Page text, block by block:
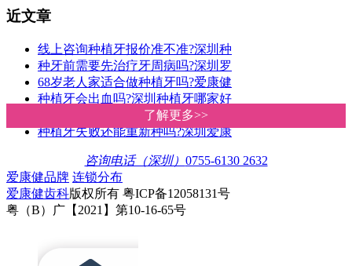
了解更多>>
了解更多>>
近文章
线上咨询种植牙报价准不准?深圳种
种牙前需要先治疗牙周病吗?深圳罗
68岁老人家适合做种植牙吗?爱康健
种植牙会出血吗?深圳种植牙哪家好
深圳种植牙价格多少钱一颗?爱康健
种植牙失败还能重新种吗?深圳爱康
咨询电话（深圳） 0755-6130 2632
爱康健品牌 连锁分布
爱康健齿科版权所有 粤ICP备12058131号
粤（B）广【2021】第10-16-65号